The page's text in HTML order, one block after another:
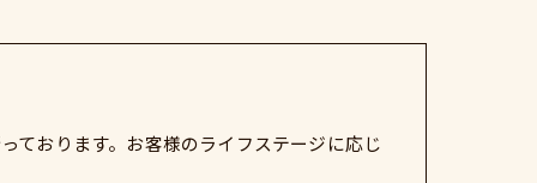
ております。お客様のライフステージに応じ